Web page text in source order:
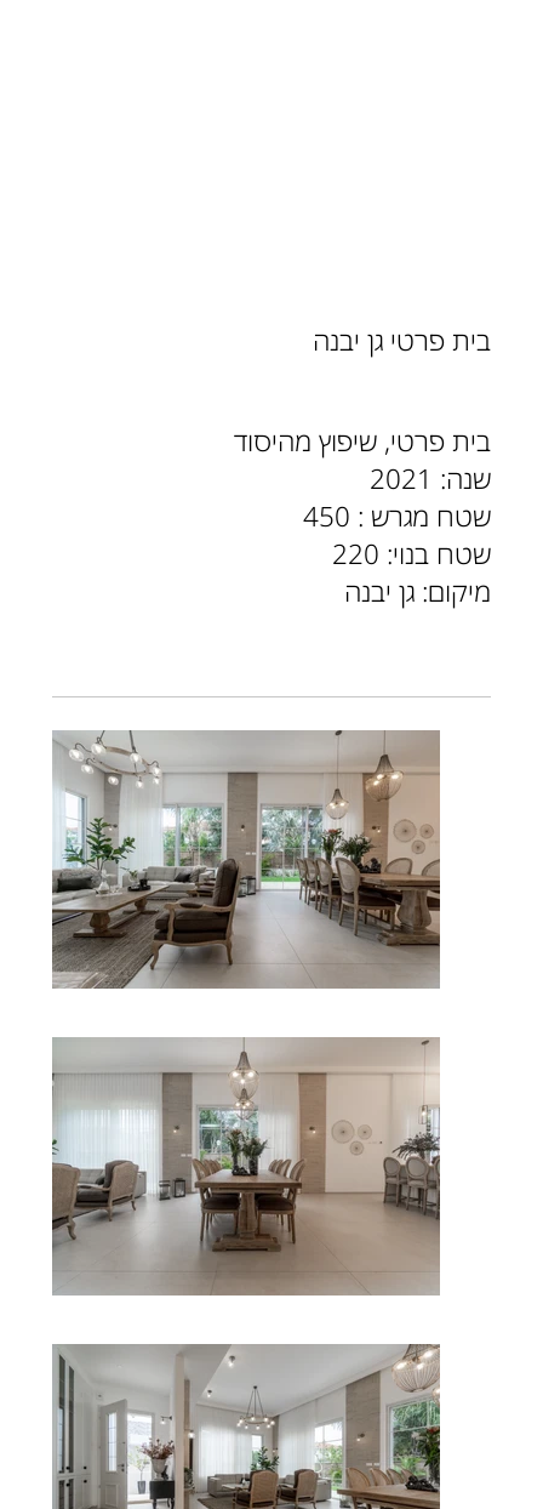
בית פרטי, שיפוץ מהיסוד
שנה: 2021
שטח מגרש : 450
שטח בנוי: 220
מיקום: גן יבנה
בית פרטי גן יבנה